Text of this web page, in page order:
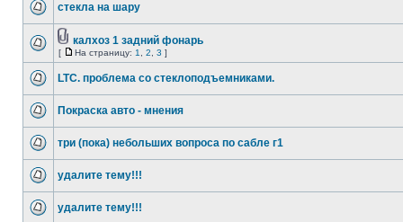
стекла на шару
калхоз 1 задний фонарь
[ На страницу: 1 2 3 ]
LTC. проблема со стеклоподъемниками.
Покраска авто - мнения
три (пока) небольших вопроса по сабле г1
удалите тему!!!
удалите тему!!!